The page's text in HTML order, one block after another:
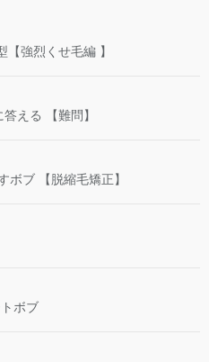
強烈くせ毛編 】
える 【難問】
ボブ 【脱縮毛矯正】
ボブ